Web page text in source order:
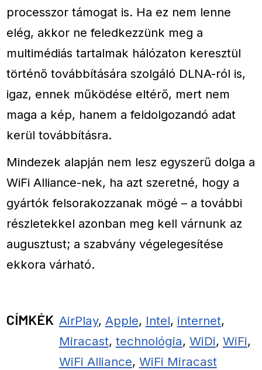
processzor támogat is. Ha ez nem lenne
elég, akkor ne feledkezzünk meg a
multimédiás tartalmak hálózaton keresztül
történő továbbítására szolgáló DLNA-ról is,
igaz, ennek működése eltérő, mert nem
maga a kép, hanem a feldolgozandó adat
kerül továbbításra.
Mindezek alapján nem lesz egyszerű dolga a
WiFi Alliance-nek, ha azt szeretné, hogy a
gyártók felsorakozzanak mögé – a további
részletekkel azonban meg kell várnunk az
augusztust; a szabvány végelegesítése
ekkora várható.
CÍMKÉK AirPlay, Apple, Intel, internet,
Miracast, technológia, WiDi, WiFi,
WiFi Alliance, WiFi Miracast